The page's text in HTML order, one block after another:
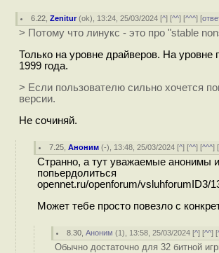
6.22 ,Zenitur(ok), 13:24, 25/03/2024 [^] [^^] [^^^] [
> Потому что линукс - это про "stable
Только на уровне драйверов. На
1999 года.
> Если пользователю сильно хочется
версии.
Не сочиняй.
7.25 ,Аноним (-), 13:48, 25/03/2024 [^] [^^] [^^^] [
Странно, а тут уважаемые анонимы
попьердолиться
opennet.ru/openforum/vsluhforumID3/
Может тебе просто повезло с
8.30 ,Аноним (1), 13:58, 25/03/2024 [^] [^^] [
Обычно достаточно для 32 битной